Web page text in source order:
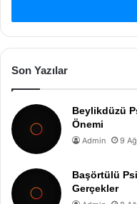
Son Yazılar
Beylikdüzü
Önemi
Admin 9
Başörtülü
Gerçekler